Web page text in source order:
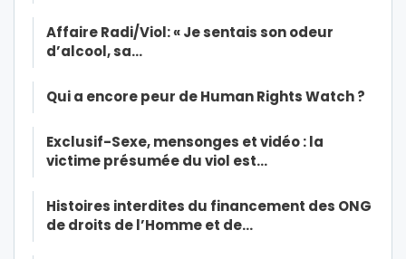
Affaire Radi/Viol: « Je sentais son odeur
d’alcool, sa…
Qui a encore peur de Human Rights Watch ?
Exclusif-Sexe, mensonges et vidéo : la
victime présumée du viol est…
Histoires interdites du financement des ONG
de droits de l’Homme et de…